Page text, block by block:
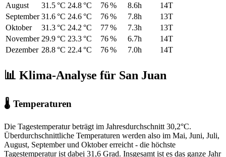
August
31.5 °C 24.8 °C 76 % 8.6h
14T
September 31.6 °C 24.6 °C 76 % 7.8h
13T
Oktober
31.3 °C 24.2 °C 77 % 7.3h
13T
November 29.9 °C 23.3 °C 76 % 6.7h
14T
Dezember 28.8 °C 22.4 °C 76 % 7.0h 14T
📊 Klima-Analyse für San Juan
🌡 Temperaturen
Die Tagestemperatur beträgt im Jahresdurchschnitt 30,2°C.
Überdurchschnittliche Temperaturen werden also im Mai, Juni, Juli,
August, September und Oktober erreicht - die höchste
Tagestemperatur ist dabei 31,6 Grad. Insgesamt ist es das ganze Jahr